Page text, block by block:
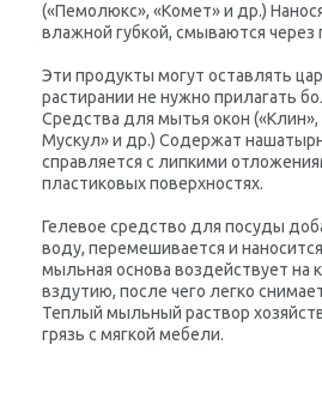
(«Пемолюкс», «Комет» и др.)
влажной губкой, смываются через
Эти продукты могут оставлять
растирании не нужно прилагать
Средства для мытья окон
Мускул» и др.) Содержат
справляется с липкими
пластиковых поверхностях.
Гелевое средство для посуды
воду, перемешивается и
мыльная основа воздействует на
вздутию, после чего легко
Теплый мыльный раствор
грязь с мягкой мебели.